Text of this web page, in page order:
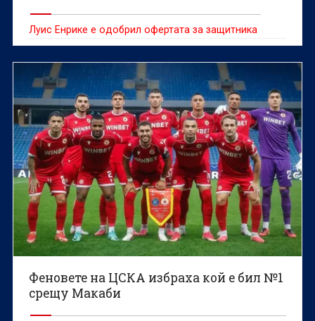
Луис Енрике е одобрил офертата за защитника
Феновете на ЦСКА избраха кой е бил №1
срещу Макаби